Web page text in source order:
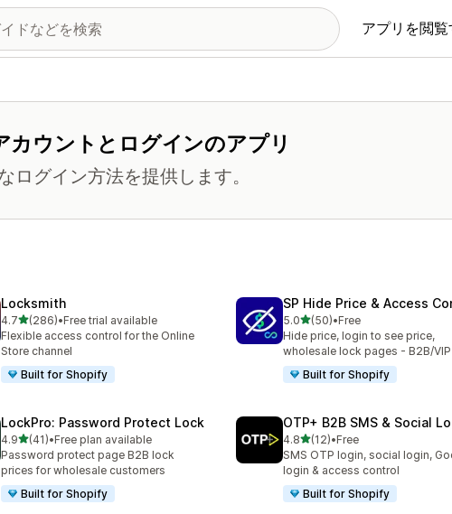
アプリを閲覧
ウントとログインのアプリ
ログイン方法を提供します。
Locksmith
4.75つ星中
(286)
合計レビュー数：286件
•Free trial available
Flexible access control for the Online
Store channel
Built for Shopify
SP Hide Price & Access
5.05つ星中
(50)
合計レビュー数：50件
•Free
Hide price, login to see price,
wholesale lock pages - B2B/VIP
Built for Shopify
LockPro: Password Protect Lock
4.95つ星中
(41)
合計レビュー数：41件
•Free plan available
Password protect page B2B lock
prices for wholesale customers
Built for Shopify
OTP+ B2B SMS & Social
4.85つ星中
(12)
合計レビュー数：12件
•Free
SMS OTP login, social login,
login & access control
Built for Shopify